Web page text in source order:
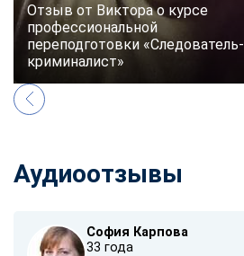
Отзыв от Виктора о курсе
профессиональной
переподготовки «Следователь-
криминалист»
Аудиоотзывы
София Карпова
33 года